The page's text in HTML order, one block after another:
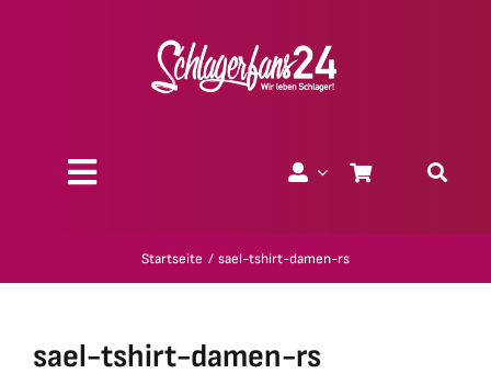
Toggle
Startseite sael-tshirt-damen-rs
sael-tshirt-damen-rs